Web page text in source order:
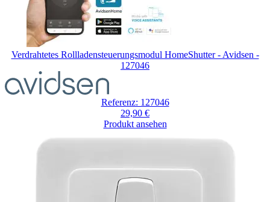
Verdrahtetes Rollladensteuerungsmodul HomeShutter - Avidsen -
127046
Referenz: 127046
29,90 €
Produkt ansehen